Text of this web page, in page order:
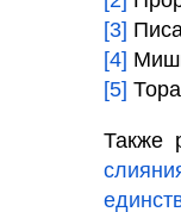
[3]
[4]
[5]
Также